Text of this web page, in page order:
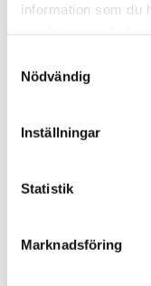
information som du
Nödvändig
Inställningar
Statistik
Marknadsföring
Han